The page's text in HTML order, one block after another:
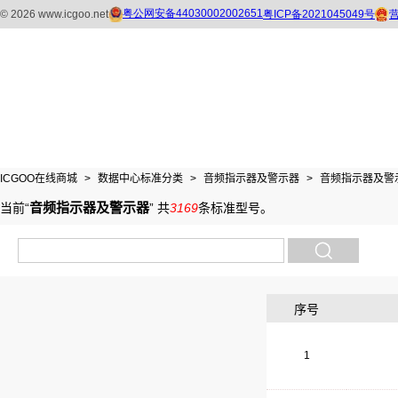
ICGOO在线商城 > 数据中心标准分类 > 音频指示器及警示器 > 音频指示器及警
当前“音频指示器及警示器” 共3169条标准型号。
序号
1